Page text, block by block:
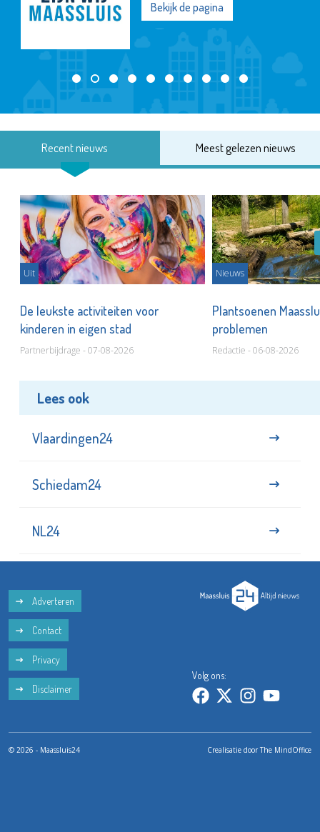
Bekijk de pagina
Recent nieuws Meest gelezen nieuws
Uit
De leukste activiteiten voor
kinderen in eigen stad
Partnerbijdrage - 07-08-2026
Nieuws
Plantsoenen
problemen
Redactie - 06-08-2026
Lees ook
Vlaardingen24
Schiedam24
NL24
Adverteren
Contact
Privacy
Disclaimer
Volg ons:
© 2026 - Maassluis24 Crealisatie doorThe MindOffice